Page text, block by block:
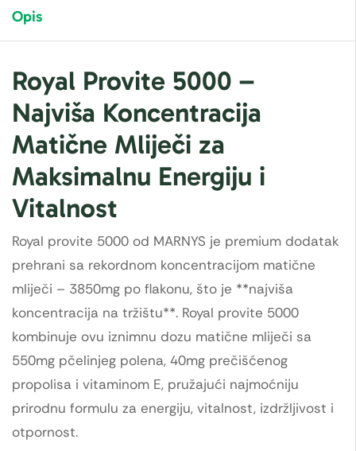
Opis
Royal Provite 5000 –
Najviša Koncentracija
Matične Mliječi za
Maksimalnu Energiju i
Vitalnost
Royal provite 5000 od MARNYS je premium dodatak
prehrani sa rekordnom koncentracijom matične
mliječi – 3850mg po flakonu, što je **najviša
koncentracija na tržištu**. Royal provite 5000
kombinuje ovu iznimnu dozu matične mliječi sa
550mg pčelinjeg polena, 40mg prečišćenog
propolisa i vitaminom E, pružajući najmoćniju
prirodnu formulu za energiju, vitalnost, izdržljivost i
otpornost.